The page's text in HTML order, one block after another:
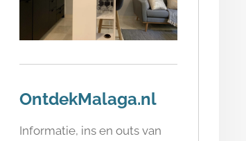
OntdekMalaga.nl
Informatie, ins en outs van